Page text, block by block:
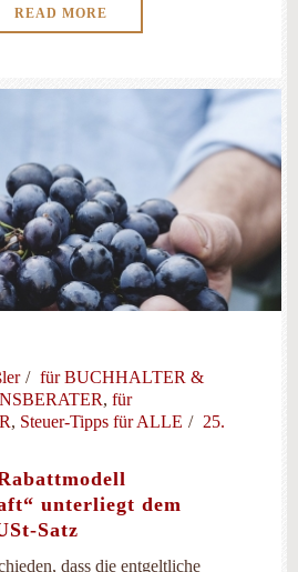
READ MORE
für BUCHHALTER &
, für
, Steuer-Tipps für ALLE
25.
unterliegt dem
Satz
dass die entgeltliche